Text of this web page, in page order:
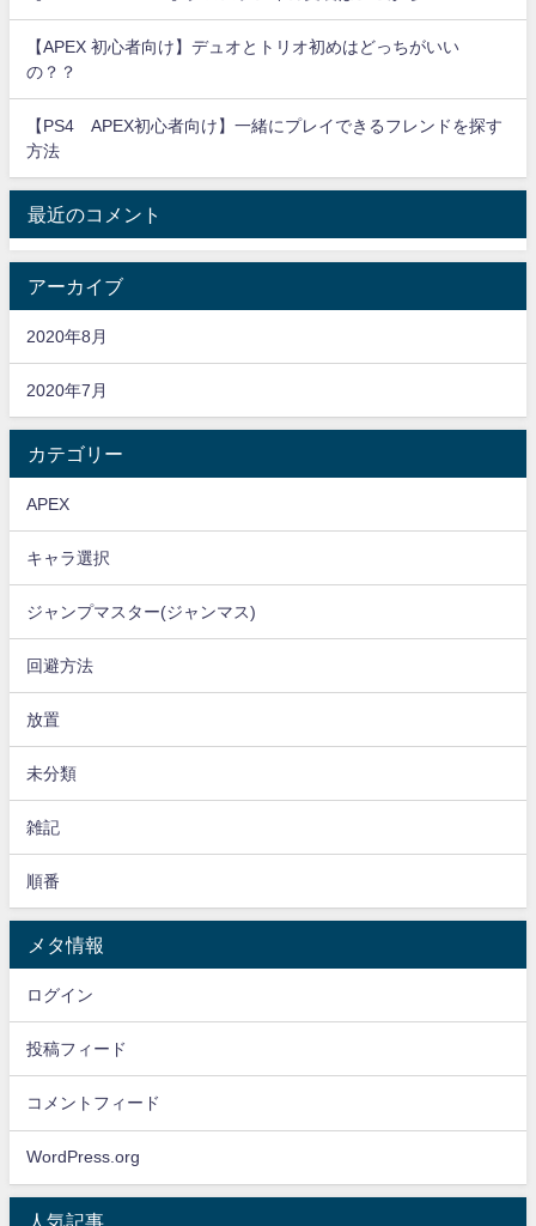
【APEX 初心者向け】デュオとトリオ初めはどっちがいい
の？？
【PS4 APEX初心者向け】一緒にプレイできるフレンドを探す
方法
最近のコメント
アーカイブ
2020年8月
2020年7月
カテゴリー
APEX
キャラ選択
ジャンプマスター(ジャンマス)
回避方法
放置
未分類
雑記
順番
メタ情報
ログイン
投稿フィード
コメントフィード
WordPress.org
人気記事